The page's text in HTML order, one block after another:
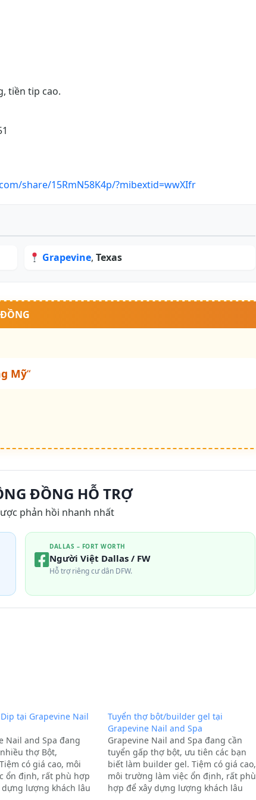
tiền tip cao.
share/15RmN58K4p/?mibextid=wwXIfr
Grapevine, Texas
Mỹ“
ĐỒNG HỖ TRỢ
phản hồi nhanh nhất
DALLAS – FORT WORTH
Người Việt Dallas / FW
Hỗ trợ riêng cư dân DFW.
tại Grapevine Nail
Nail and Spa đang
thợ Bột,
có giá cao, môi
ổn định, rất phù hợp
dựng lượng khách lâu
Tuyển thợ bột/builder gel tại
Grapevine Nail and Spa
Grapevine Nail and Spa đang cần
tuyển gấp thợ bột, ưu tiên các bạn
biết làm builder gel. Tiệm có giá cao,
môi trường làm việc ổn định, rất phù
hợp để xây dựng lượng khách lâu